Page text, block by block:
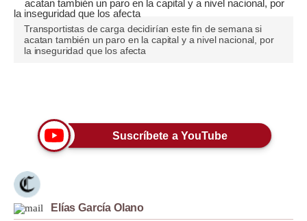
Blogs
Tendencias
Moda
Estilos
Mundo
EEUU
Transportistas de carga decidirían este fin de semana si
acatan también un paro en la capital y a nivel nacional, por
la inseguridad que los afecta
Suscríbete a YouTube
Elías García Olano